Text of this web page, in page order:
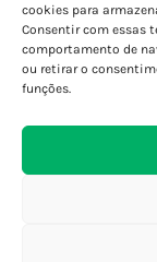
cookies para
Consentir com essas
comportamento de
ou retirar o
funções.